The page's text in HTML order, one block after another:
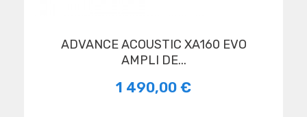
ADVANCE ACOUSTIC XA160 EVO
AMPLI DE...
1 490,00 €